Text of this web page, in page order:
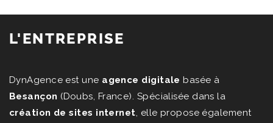
L'ENTREPRISE
DynAgence est une agence digitale basée à
Besançon (Doubs, France). Spécialisée dans la
création de sites internet, elle propose également